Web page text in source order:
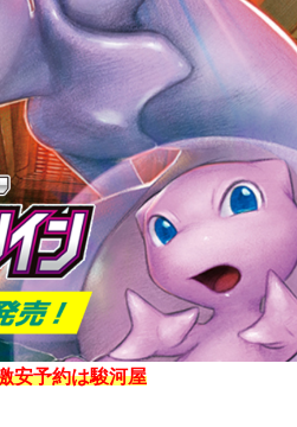
安予約は駿河屋